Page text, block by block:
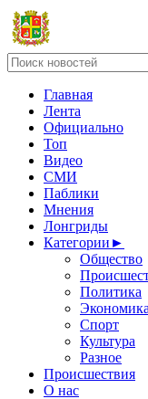
Главная
Лента
Официально
Топ
Видео
СМИ
Паблики
Мнения
Лонгриды
Категории ►
Общество
Политика
Экономика
Спорт
Культура
Разное
Происшествия
О нас